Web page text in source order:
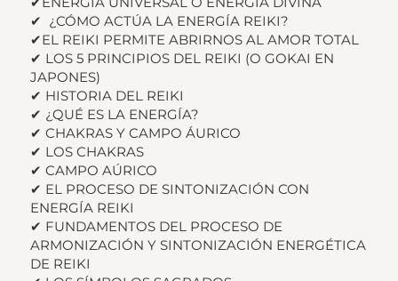
✔ ¿CÓMO ACTÚA LA ENERGÍA REIKI?
✔EL REIKI PERMITE ABRIRNOS AL AMOR TOTAL
✔ LOS 5 PRINCIPIOS DEL REIKI (O GOKAI EN
JAPONES)
✔ HISTORIA DEL REIKI
✔ ¿QUÉ ES LA ENERGÍA?
✔ CHAKRAS Y CAMPO ÁURICO
✔ LOS CHAKRAS
✔ CAMPO AÚRICO
✔ EL PROCESO DE SINTONIZACIÓN CON
ENERGÍA REIKI
✔ FUNDAMENTOS DEL PROCESO DE
ARMONIZACIÓN Y SINTONIZACIÓN ENERGÉTICA
DE REIKI